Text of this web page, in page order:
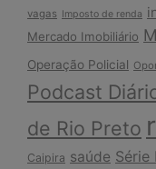
vagas
Imposto de renda
Mercado Imobiliário
Operação Policial
Podcast
de Rio Preto
Caipira saúde Série